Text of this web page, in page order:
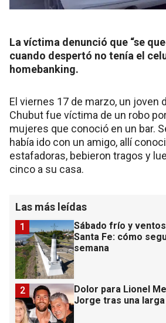
La víctima denunció que “se
cuando despertó no tenía el
homebanking.
El viernes 17 de marzo, un joven
Chubut fue víctima de un robo
mujeres que conoció en un bar.
había ido con un amigo, allí
estafadoras, bebieron tragos y
cinco a su casa.
Las más leídas
Sábado frío y
Santa Fe: cómo
semana
1
Dolor para Lionel
Jorge tras una
2